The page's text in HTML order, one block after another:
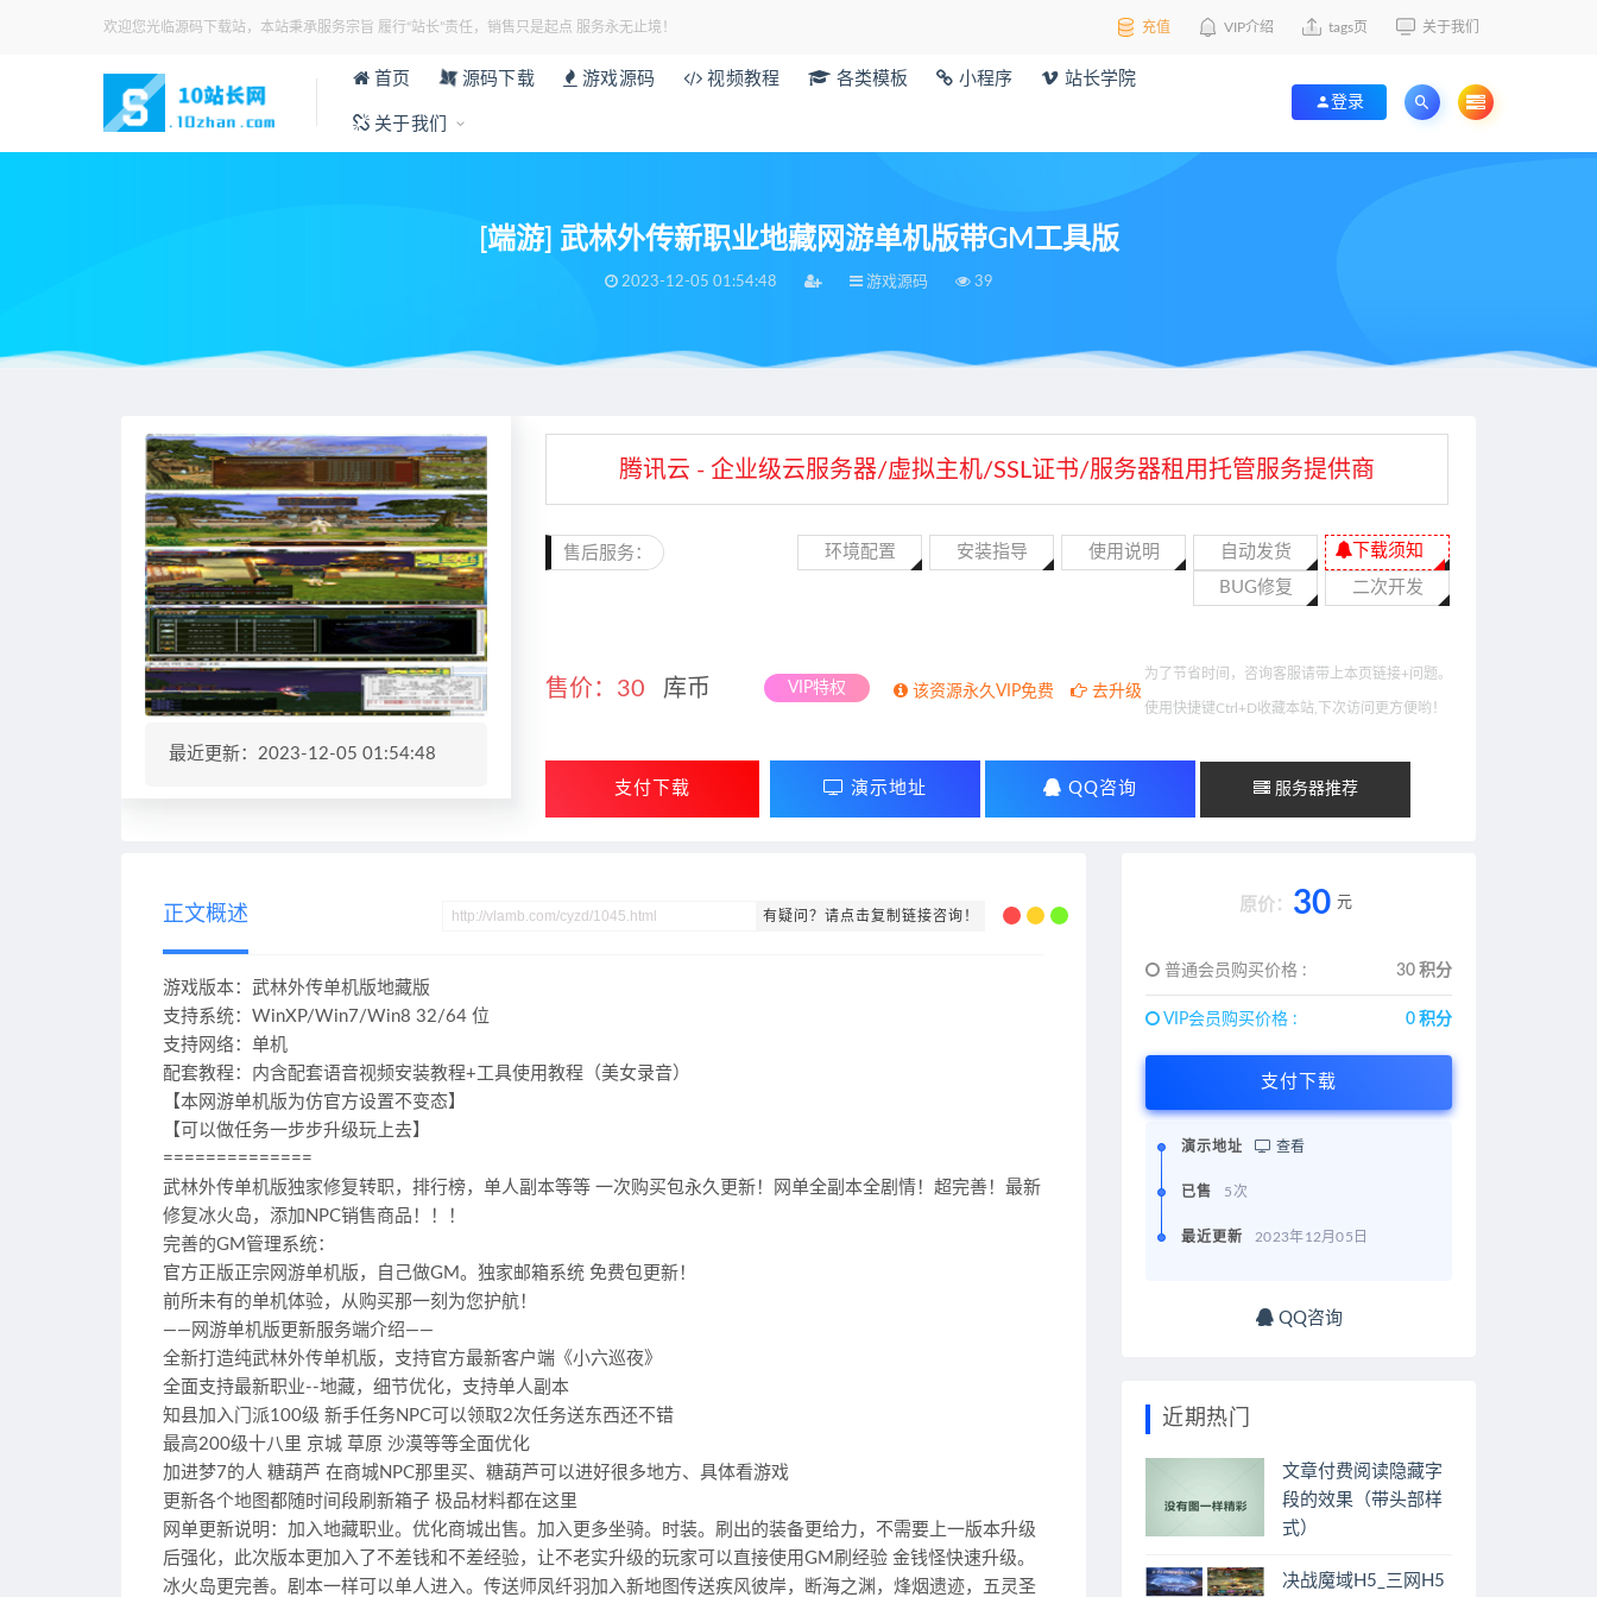
欢迎您光临源码下载站，本站秉承服务宗旨 履行“站长”责任，销售只是起点 服务永无止境！ 充值 VIP介绍 tags页 关于我们
首页 源码下载 游戏源码 视频教程 各类模板 小程序 站长学院
关于我们
登录
[端游] 武林外传新职业地藏网游单机版带GM工具版
2023-12-05 01:54:48 游戏源码 39
游戏源码
最近更新：2023-12-05 01:54:48
腾讯云 - 企业级云服务器/虚拟主机/SSL证书/服务器租用托管服务提供商
售后服务： 自动发货
使用说明
安装指导
环境配置
二次开发
BUG修复
下载须知
售价： 30 库币 VIP特权 该资源永久VIP免费 去升级
为了节省时间，咨询客服请带上本页链接+问题。
使用快捷键Ctrl+D收藏本站,下次访问更方便哟！
支付下载 演示地址 QQ咨询 服务器推荐
有疑问？请点击复制链接咨询！
正文概述
游戏版本：武林外传单机版地藏版
支持系统：WinXP/Win7/Win8 32/64 位
支持网络：单机
配套教程：内含配套语音视频安装教程+工具使用教程（美女录音）
【本网游单机版为仿官方设置不变态】
【可以做任务一步步升级玩上去】
==============
武林外传单机版独家修复转职，排行榜，单人副本等等 一次购买包永久更新！网单全副本全剧情！超完善！最新
修复冰火岛，添加NPC销售商品！！！
完善的GM管理系统：
官方正版正宗网游单机版，自己做GM。独家邮箱系统 免费包更新！
前所未有的单机体验，从购买那一刻为您护航！
——网游单机版更新服务端介绍——
全新打造纯武林外传单机版，支持官方最新客户端《小六巡夜》
全面支持最新职业--地藏，细节优化，支持单人副本
知县加入门派100级 新手任务NPC可以领取2次任务送东西还不错
最高200级十八里 京城 草原 沙漠等等全面优化
加进梦7的人 糖葫芦 在商城NPC那里买、糖葫芦可以进好很多地方、具体看游戏
更新各个地图都随时间段刷新箱子 极品材料都在这里
网单更新说明：加入地藏职业。优化商城出售。加入更多坐骑。时装。刷出的装备更给力，不需要上一版本升级
后强化，此次版本更加入了不差钱和不差经验，让不老实升级的玩家可以直接使用GM刷经验 金钱怪快速升级。
冰火岛更完善。剧本一样可以单人进入。传送师凤纤羽加入新地图传送疾风彼岸，断海之渊，烽烟遗迹，五灵圣
原价： 30 元
普通会员购买价格 : 30 积分
VIP会员购买价格 : 0 积分
支付下载
演示地址 查看
已售 5次
最近更新 2023年12月05日
QQ咨询
近期热门
文章付费阅读隐藏字
段的效果（带头部样
式）
决战魔域H5_三网H5